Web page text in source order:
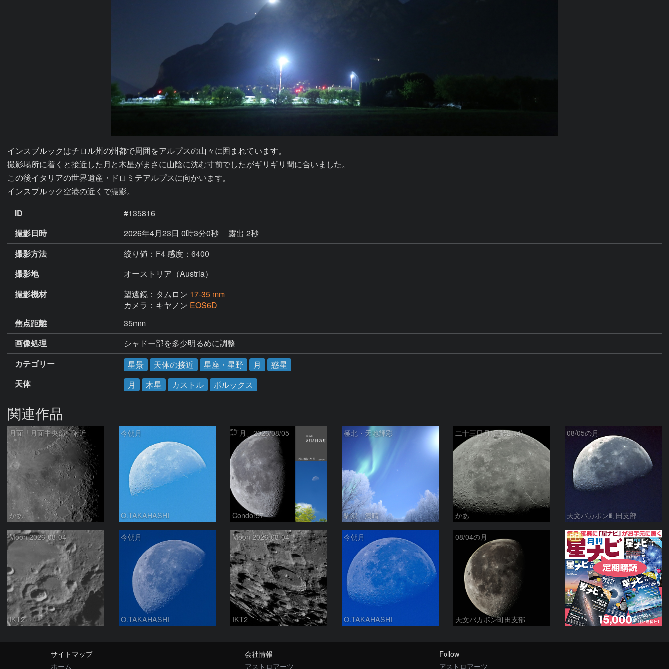
インスブルックはチロル州の州都で周囲をアルプスの山々に囲まれています。
撮影場所に着くと接近した月と木星がまさに山陰に沈む寸前でしたがギリギリ間に合いました。
この後イタリアの世界遺産・ドロミテアルプスに向かいます。
ID
#135816
撮影日時
2026年4月23日 0時3分0秒
露出 2秒
撮影方法
絞り値：F4 感度：6400
撮影地
オーストリア（Austria）
撮影機材
望遠鏡：タムロン 17-35 mm
カメラ：キヤノン EOS6D
焦点距離
35mm
画像処理
シャドー部を多少明るめに調整
カテゴリー
星景 天体の接近 星座・星野 月
惑星
天体
月 木星 カストル ポルックス
関連作品
月面「月面中央部」附近
かあ
今朝月
O.TAKAHASHI
「月」2026/08/05
Condor57
極北・天地輝彩
駒沢 満晴
二十三日月(月齢21.4)
かあ
08/05の月
天文バカボン町田支部
Moon 2026-08-04
IKT2
今朝月
O.TAKAHASHI
Moon 2026-08-04
IKT2
今朝月
O.TAKAHASHI
08/04の月
天文バカボン町田支部
PR
サイトマップ
ホーム
会社情報
アストロアーツ
Follow
アストロアーツ